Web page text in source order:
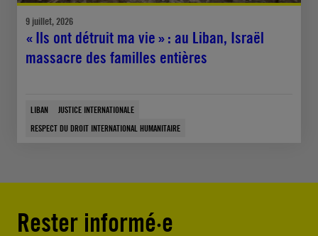
9 juillet, 2026
« Ils ont détruit ma vie » : au Liban, Israël
massacre des familles entières
LIBAN
JUSTICE INTERNATIONALE
RESPECT DU DROIT INTERNATIONAL HUMANITAIRE
Rester informé·e